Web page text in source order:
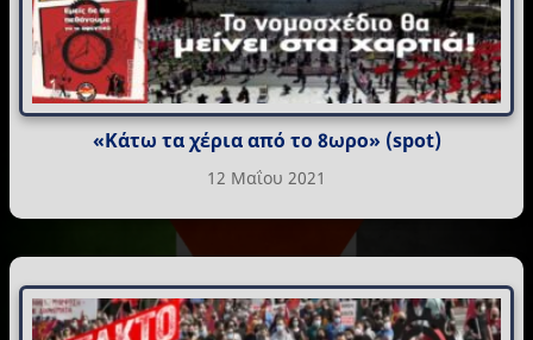
«Κάτω τα χέρια από το 8ωρο» (spot)
12 Μαΐου 2021